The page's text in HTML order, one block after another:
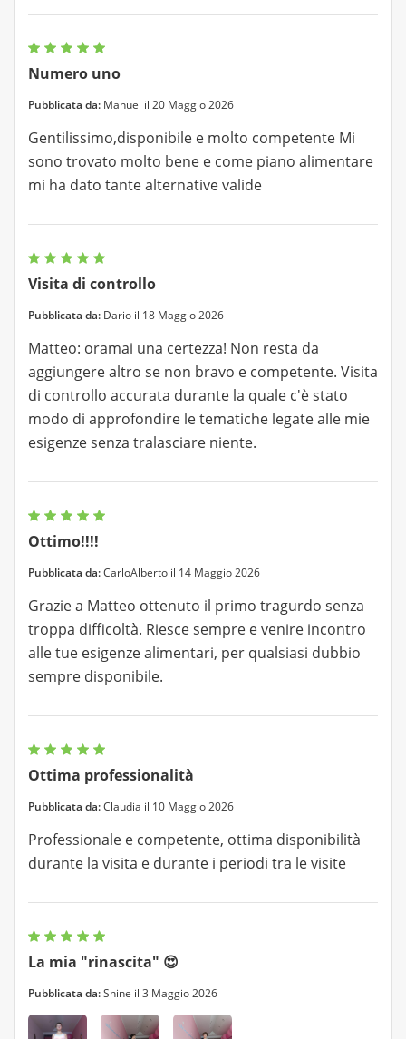
Numero uno
Pubblicata da: Manuel il 20 Maggio 2026
Gentilissimo,disponibile e molto competente Mi
sono trovato molto bene e come piano alimentare
mi ha dato tante alternative valide
Visita di controllo
Pubblicata da: Dario il 18 Maggio 2026
Matteo: oramai una certezza! Non resta da
aggiungere altro se non bravo e competente. Visita
di controllo accurata durante la quale c'è stato
modo di approfondire le tematiche legate alle mie
esigenze senza tralasciare niente.
Ottimo!!!!
Pubblicata da:CarloAlberto il 14 Maggio 2026
Grazie a Matteo ottenuto il primo tragurdo senza
troppa difficoltà. Riesce sempre e venire incontro
alle tue esigenze alimentari, per qualsiasi dubbio
sempre disponibile.
Ottima professionalità
Pubblicata da:Claudia il 10 Maggio 2026
Professionale e competente, ottima disponibilità
durante la visita e durante i periodi tra le visite
La mia "rinascita" 😍
Pubblicata da:Shine il 3 Maggio 2026